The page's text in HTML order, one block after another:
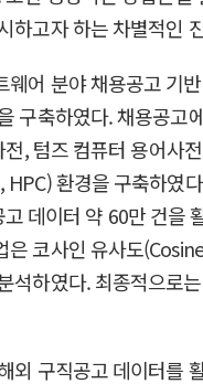
하고자 하는 차별적인
어 분야 채용공고
구축하였다. 채용공
, 텀즈 컴퓨터 용어사
환경을 구축하였
데이터 약 60만 건
코사인 유사도
하였다. 최종적으로
구직공고 데이터를